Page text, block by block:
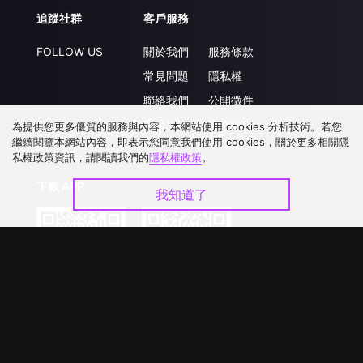
追蹤社群
FOLLOW US
客戶服務
關於我們
常見問題
聯絡我們
升級VIP
服務條款
隱私權
公開徵件
合作洽談
為提供您更多優質的服務與內容，本網站使用 cookies 分析技術。若您
繼續閱覽本網站內容，即表示您同意我們使用 cookies，關於更多相關隱
私權政策資訊，請閱讀我們的隱私權政策。
我知道了